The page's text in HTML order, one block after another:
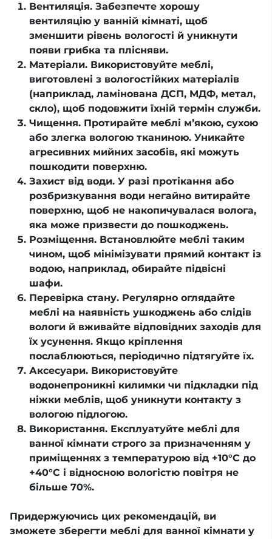
Вентиляція. Забезпечте хорошу
вентиляцію у ванній кімнаті, щоб
зменшити рівень вологості й уникнути
появи грибка та плісняви.
Матеріали. Використовуйте меблі,
виготовлені з вологостійких матеріалів
(наприклад, ламінована ДСП, МДФ, метал,
скло), щоб подовжити їхній термін служби.
Чищення. Протирайте меблі м’якою, сухою
або злегка вологою тканиною. Уникайте
агресивних мийних засобів, які можуть
пошкодити поверхню.
Захист від води. У разі протікання або
розбризкування води негайно витирайте
поверхню, щоб не накопичувалася волога,
яка може призвести до пошкоджень.
Розміщення. Встановлюйте меблі таким
чином, щоб мінімізувати прямий контакт із
водою, наприклад, обирайте підвісні
шафи.
Перевірка стану. Регулярно оглядайте
меблі на наявність ушкоджень або слідів
вологи й вживайте відповідних заходів для
їх усунення. Якщо кріплення
послаблюються, періодично підтягуйте їх.
Аксесуари. Використовуйте
водонепроникні килимки чи підкладки під
ніжки меблів, щоб уникнути контакту з
вологою підлогою.
Використання. Експлуатуйте меблі для
ванної кімнати строго за призначенням у
приміщеннях з температурою від +10°С до
+40°С і відносною вологістю повітря не
більше 70%.
Придержуючись цих рекомендацій, ви
зможете зберегти меблі для ванної кімнати у